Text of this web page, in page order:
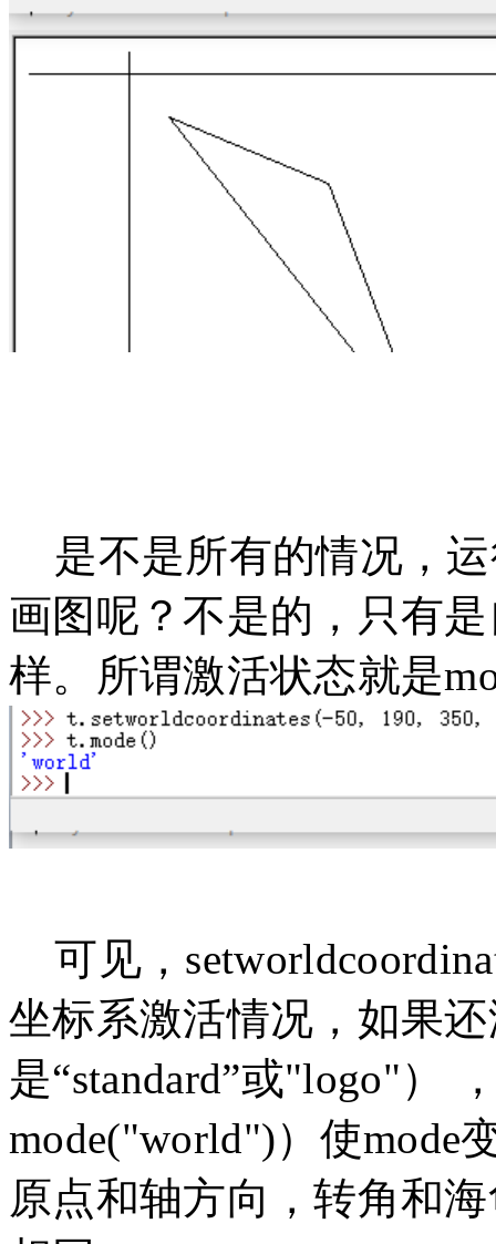
是不是所有的情况，运
画图呢？不是的，只有
样。所谓激活状态就是
可见，
坐标系激活情况，如果
是“standard”或"logo"）
mode("world")）使mode
原点和轴方向，转角和